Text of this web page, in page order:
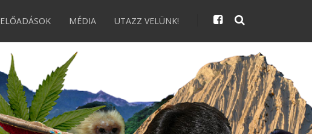
ELŐADÁSOK MÉDIA UTAZZ VELÜNK!